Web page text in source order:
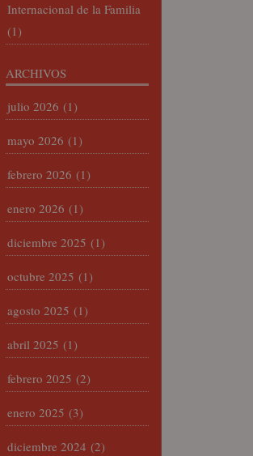
Internacional de la Familia
(1)
ARCHIVOS
julio 2026 (1)
mayo 2026 (1)
febrero 2026 (1)
enero 2026 (1)
diciembre 2025 (1)
octubre 2025 (1)
agosto 2025 (1)
abril 2025 (1)
febrero 2025 (2)
enero 2025 (3)
diciembre 2024 (2)